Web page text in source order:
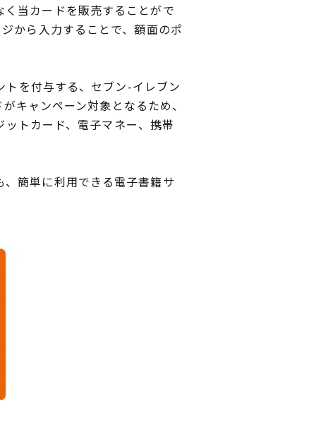
当カードを販売することがで
から入力することで、額面のポ
を付与する、セブン-イレブン
キャンペーン対象となるため、
トカード、電子マネー、携帯
簡単に利用できる電子書籍サ